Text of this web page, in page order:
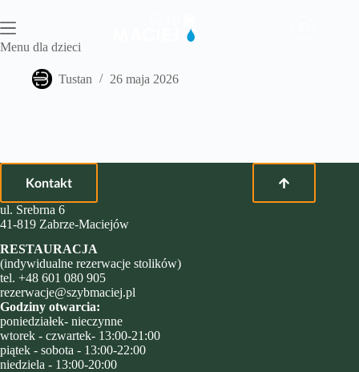
do
treści
Menu dla dzieci
Tustan 26 maja 2026
Kontakt
ul. Srebrna 6
41-819 Zabrze-Maciejów
RESTAURACJA
(indywidualne rezerwacje stolików)
tel. +48 601 080 905
rezerwacje@szybmaciej.pl
Godziny otwarcia:
poniedziałek- nieczynne
wtorek - czwartek- 13:00-21:00
piątek - sobota - 13:00-22:00
niedziela - 13:00-20:00